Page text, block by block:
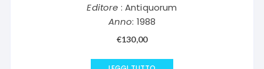
Editore : Antiquorum
Anno: 1988
€130,00